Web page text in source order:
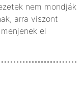
nem mondják
arra viszont
el